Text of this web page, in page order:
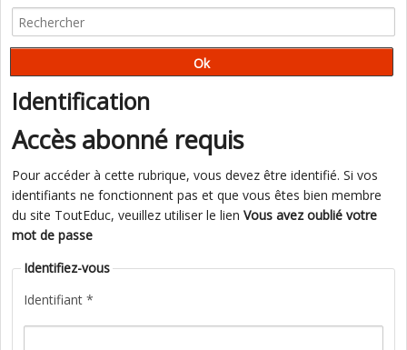
Identification
Accès abonné requis
Pour accéder à cette rubrique, vous devez être identifié. Si vos
identifiants ne fonctionnent pas et que vous êtes bien membre
du site ToutEduc, veuillez utiliser le lien Vous avez oublié votre
mot de passe
Identifiez-vous
Identifiant *